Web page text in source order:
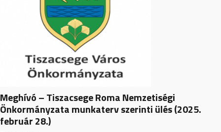
Meghívó – Tiszacsege Roma Nemzetiségi
Önkormányzata munkaterv szerinti ülés (2025.
február 28.)